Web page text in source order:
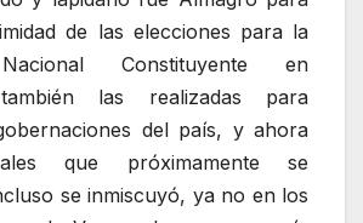
de las elecciones para la
Constituyente en
las realizadas para
del país, y ahora
que próximamente se
se inmiscuyó, ya no en los